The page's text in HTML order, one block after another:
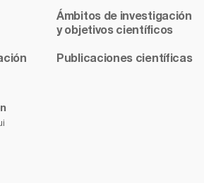
Ámbitos de investigación
y objetivos científicos
Publicaciones científicas